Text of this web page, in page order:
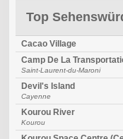
Top
Cacao Village
Camp De La
Saint-Laurent-du-Maroni
Devil's Island
Cayenne
Kourou River
Kourou